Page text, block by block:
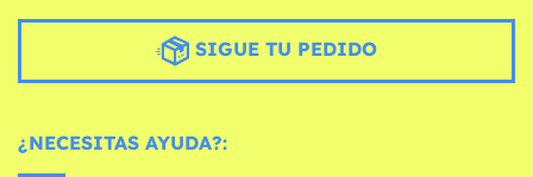
SIGUE TU PEDIDO
¿NECESITAS AYUDA?: